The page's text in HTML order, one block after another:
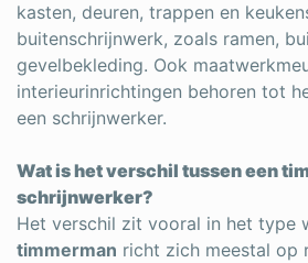
kasten, deuren, trappen en
buitenschrijnwerk, zoals ramen,
gevelbekleding. Ook
interieurinrichtingen behoren tot
een schrijnwerker.
Wat is het verschil tussen een
schrijnwerker?
Het verschil zit vooral in het type
timmerman richt zich meestal op